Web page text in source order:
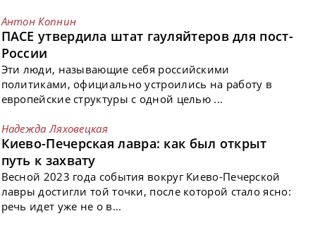
Антон Копнин
ПАСЕ утвердила штат гауляйтеров для пост-
России
Эти люди, называющие себя российскими
политиками, официально устроились на работу в
европейские структуры с одной целью ...
Надежда Ляховецкая
Киево-Печерская лавра: как был открыт
путь к захвату
Весной 2023 года события вокруг Киево-Печерской
лавры достигли той точки, после которой стало ясно:
речь идет уже не о в...